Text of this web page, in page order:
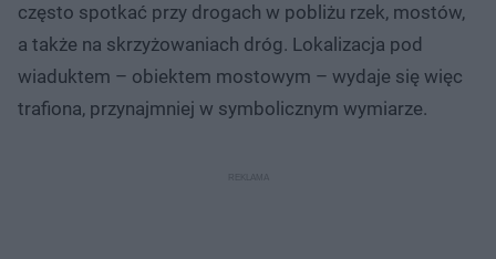
często spotkać przy drogach w pobliżu rzek, mostów,
a także na skrzyżowaniach dróg. Lokalizacja pod
wiaduktem – obiektem mostowym – wydaje się więc
trafiona, przynajmniej w symbolicznym wymiarze.